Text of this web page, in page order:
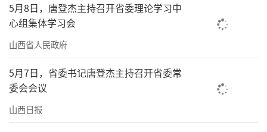
5月8日，唐登杰主持召开省委理论学习中
心组集体学习会
山西省人民政府
5月7日，省委书记唐登杰主持召开省委常
委会会议
山西日报